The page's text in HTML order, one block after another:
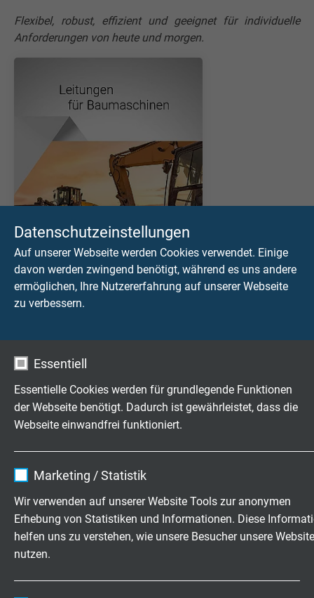
Datenschutzeinstellungen
Auf unserer Webseite werden Cookies verwendet. Einige
davon werden zwingend benötigt, während es uns andere
ermöglichen, Ihre Nutzererfahrung auf unserer Webseite
zu verbessern.
Essentiell
Essentielle Cookies werden für grundlegende Funktionen
der Webseite benötigt. Dadurch ist gewährleistet, dass die
Webseite einwandfrei funktioniert.
Laufzeit 1 Jahr
Marketing / Statistik
Wir verwenden auf unserer Website Tools zur anonymen
Erhebung von Statistiken und Informationen. Diese
helfen uns zu verstehen, wie unsere Besucher unsere Website
nutzen.
Flexibel, robust, effizient und geeignet für individuelle
Anforderungen von heute und morgen.
Produktübersicht Leitungen für
Baumaschinen
Trommelbare Leitungen für Baumaschinen
Bus- und Ethernetleitungen für die sichere
ETFE-, FEP-, PFA-Litzen
SAB Exploration Kabel für den Einsatz unter robusten
Einsatzbedingungen
Hochvolt Leitungen
Leitungen für die Bergbauindustrie